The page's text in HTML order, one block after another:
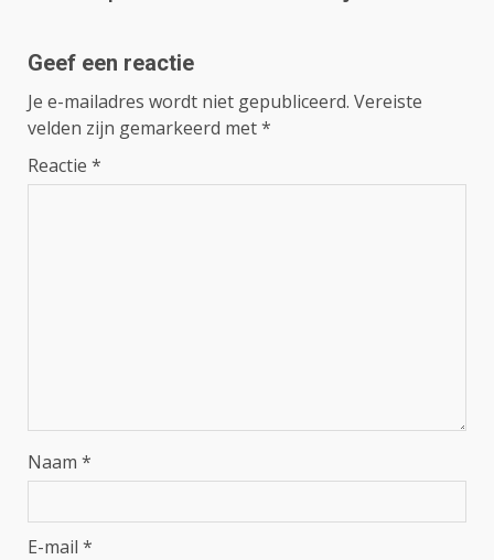
Geef een reactie
Je e-mailadres wordt niet gepubliceerd. Vereiste
velden zijn gemarkeerd met*
Reactie *
Naam *
E-mail *